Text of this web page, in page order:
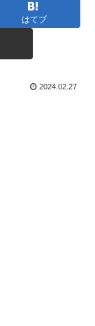
はてブ
2024.02.27